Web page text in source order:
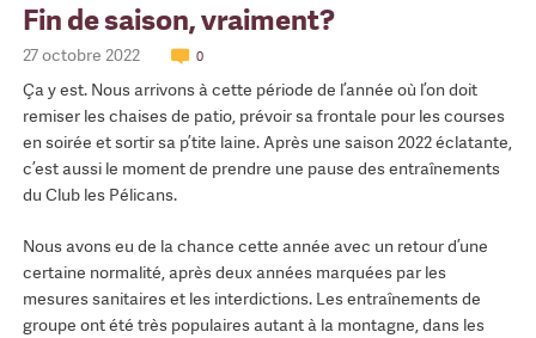
Fin de saison, vraiment?
27 octobre 2022 0
Ça y est. Nous arrivons à cette période de l’année où l’on doit
remiser les chaises de patio, prévoir sa frontale pour les courses
en soirée et sortir sa p’tite laine. Après une saison 2022 éclatante,
c’est aussi le moment de prendre une pause des entraînements
du Club les Pélicans.
Nous avons eu de la chance cette année avec un retour d’une
certaine normalité, après deux années marquées par les
mesures sanitaires et les interdictions. Les entraînements de
groupe ont été très populaires autant à la montagne, dans les